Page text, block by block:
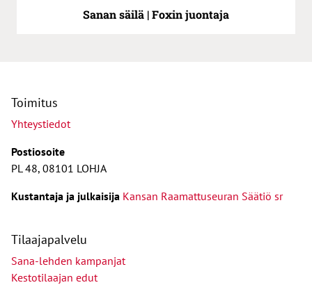
Sanan säilä | Foxin juontaja
Toimitus
Yhteystiedot
Postiosoite
PL 48, 08101 LOHJA
Kustantaja ja julkaisija Kansan Raamattuseuran Säätiö sr
Tilaajapalvelu
Sana-lehden kampanjat
Kestotilaajan edut